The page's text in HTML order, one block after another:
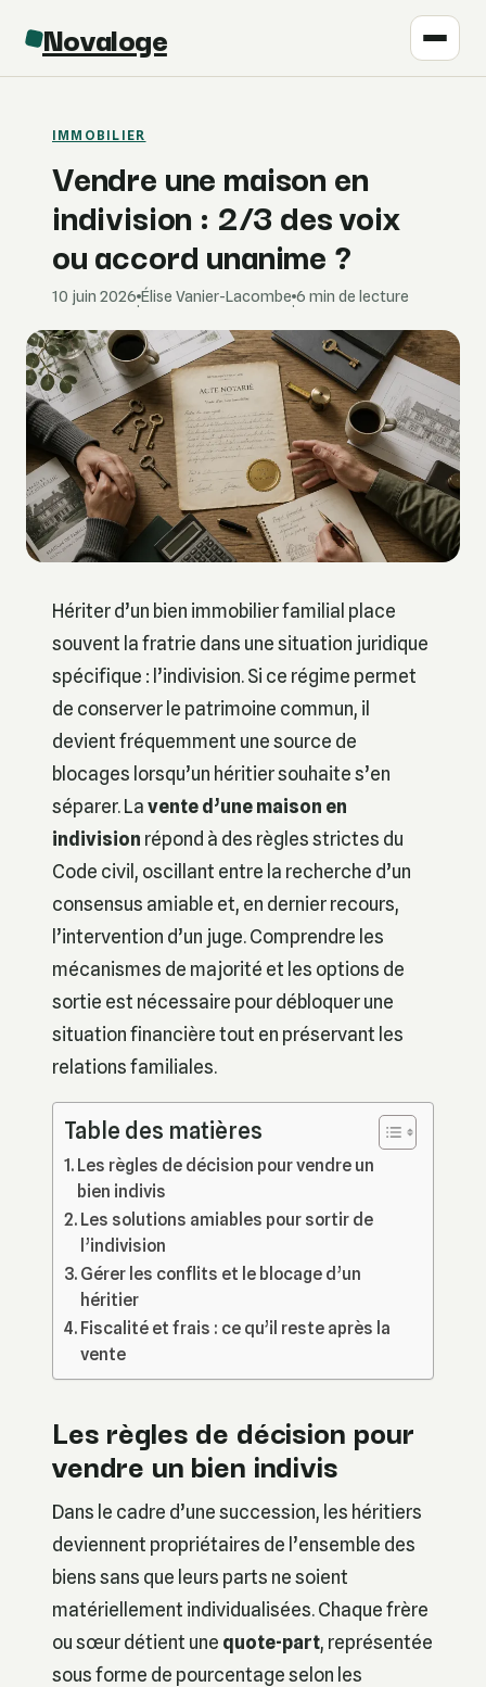
Novaloge
IMMOBILIER
Vendre une maison en
indivision : 2/3 des voix
ou accord unanime ?
10 juin 2026
·
Élise Vanier-Lacombe
·
6 min de lecture
Hériter d’un bien immobilier familial place
souvent la fratrie dans une situation juridique
spécifique : l’indivision. Si ce régime permet
de conserver le patrimoine commun, il
devient fréquemment une source de
blocages lorsqu’un héritier souhaite s’en
séparer. Lavente d’une maison en
indivision répond à des règles strictes du
Code civil, oscillant entre la recherche d’un
consensus amiable et, en dernier recours,
l’intervention d’un juge. Comprendre les
mécanismes de majorité et les options de
sortie est nécessaire pour débloquer une
situation financière tout en préservant les
relations familiales.
Table des matières
Les règles de décision pour vendre un
bien indivis
Les solutions amiables pour sortir de
l’indivision
Gérer les conflits et le blocage d’un
héritier
Fiscalité et frais : ce qu’il reste après la
vente
Les règles de décision pour
vendre un bien indivis
Dans le cadre d’une succession, les héritiers
deviennent propriétaires de l’ensemble des
biens sans que leurs parts ne soient
matériellement individualisées. Chaque frère
ou sœur détient une quote-part, représentée
sous forme de pourcentage selon les